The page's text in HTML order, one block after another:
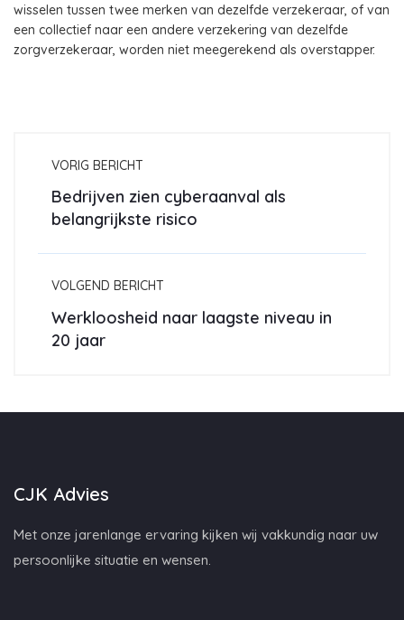
wisselen tussen twee merken van dezelfde verzekeraar, of van
een collectief naar een andere verzekering van dezelfde
zorgverzekeraar, worden niet meegerekend als overstapper.
VORIG BERICHT
Bedrijven zien cyberaanval als
belangrijkste risico
VOLGEND BERICHT
Werkloosheid naar laagste niveau in
20 jaar
CJK Advies
Met onze jarenlange ervaring kijken wij vakkundig naar uw
persoonlijke situatie en wensen.